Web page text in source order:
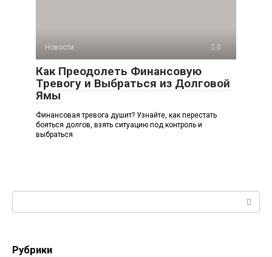
Новости 0
Как Преодолеть Финансовую
Тревогу и Выбраться из Долговой
Ямы
Финансовая тревога душит? Узнайте, как перестать
бояться долгов, взять ситуацию под контроль и
выбраться
Рубрики